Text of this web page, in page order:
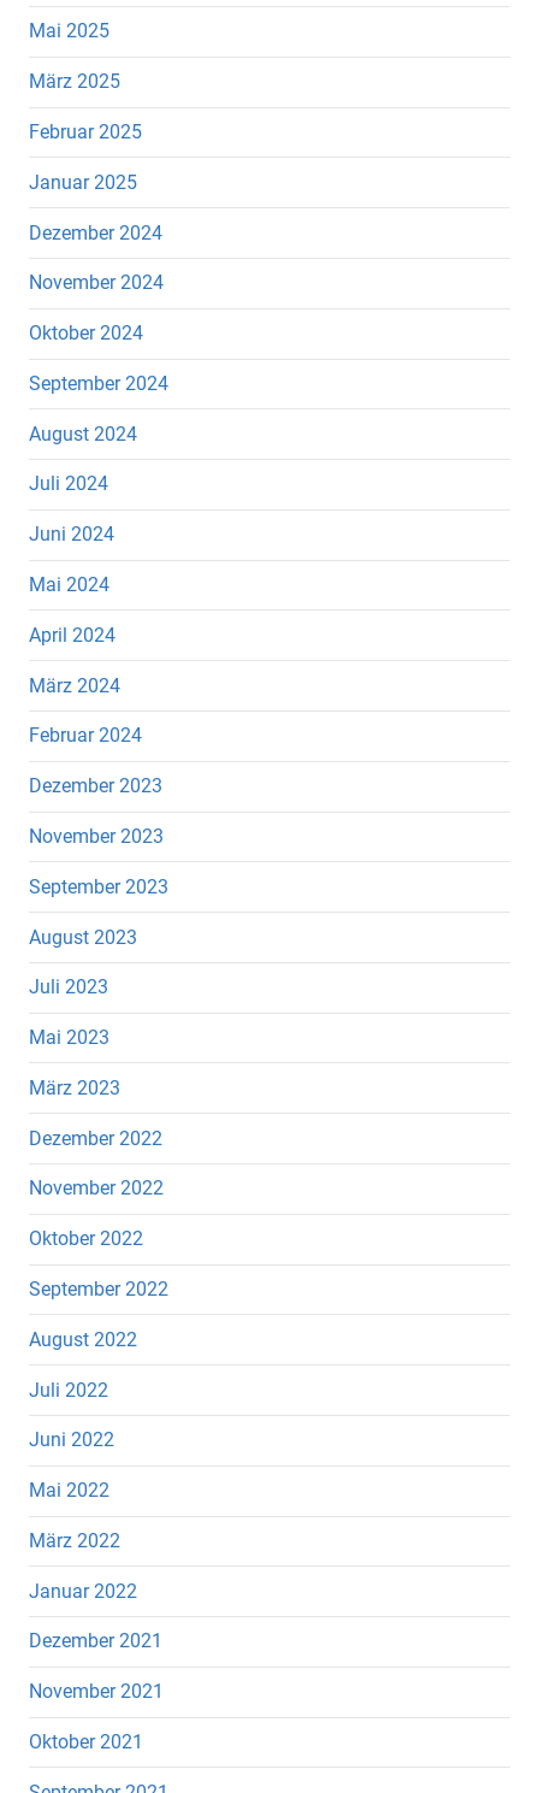
Mai 2025
März 2025
Februar 2025
Januar 2025
Dezember 2024
November 2024
Oktober 2024
September 2024
August 2024
Juli 2024
Juni 2024
Mai 2024
April 2024
März 2024
Februar 2024
Dezember 2023
November 2023
September 2023
August 2023
Juli 2023
Mai 2023
März 2023
Dezember 2022
November 2022
Oktober 2022
September 2022
August 2022
Juli 2022
Juni 2022
Mai 2022
März 2022
Januar 2022
Dezember 2021
November 2021
Oktober 2021